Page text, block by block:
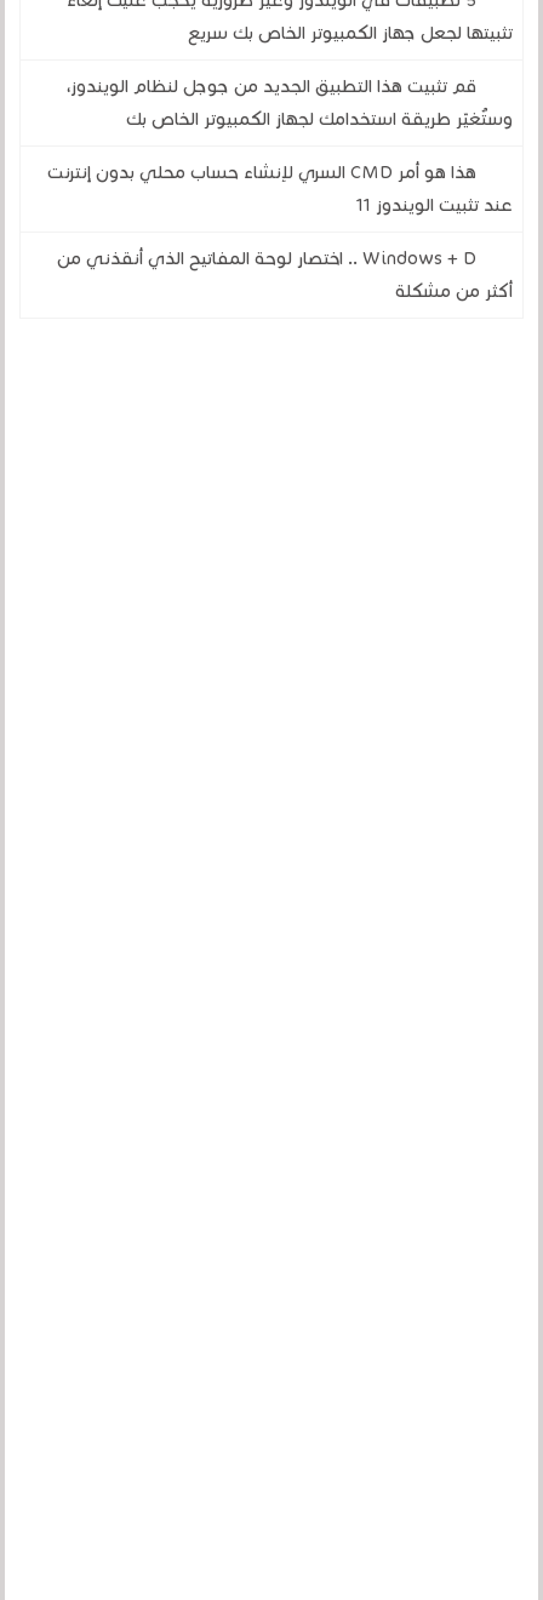
تثبيتها لجعل جهاز الكمبيوتر الخاص بك سريع
قم تثبيت هذا التطبيق الجديد من جوجل لنظام الويندوز،
وستُغيّر طريقة استخدامك لجهاز الكمبيوتر الخاص بك
هذا هو أمر CMD السري لإنشاء حساب محلي بدون إنترنت
عند تثبيت الويندوز 11
Windows + D .. اختصار لوحة المفاتيح الذي أنقذني من
أكثر من مشكلة